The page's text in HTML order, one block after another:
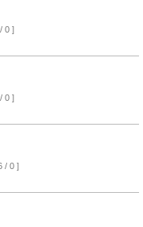
0 ]
0 ]
/ 0 ]